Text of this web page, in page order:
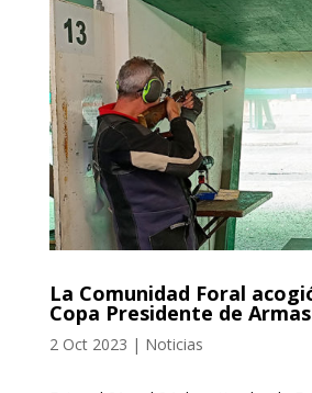
La Comunidad Foral
Copa Presidente de
2 Oct 2023 | Noticias